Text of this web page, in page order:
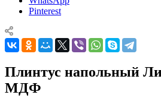
Pinterest
Плинтус напольный
МДФ